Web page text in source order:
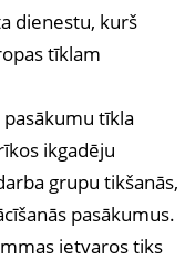
dienestu, kurš
tīklam
tīkla
ikgadēju
grupu tikšanās,
pasākumus.
ietvaros tiks